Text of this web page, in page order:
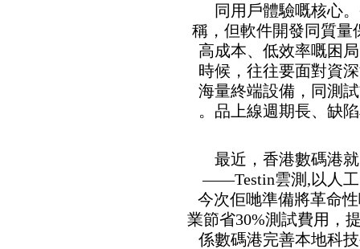
同用戶體驗嘅核心
稱，但軟件開發同質量
高成本、低效率嘅困
時候，往往要面對資
海量終端設備，同測
品上線週期長、缺
最近，香港數碼港
——Testin雲測,以人工
今次佢哋準備將革命
業節省30%測試費用，
係數碼港完善本地科